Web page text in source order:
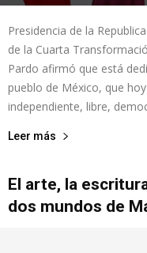
Presidencia de la
de la Cuarta
Pardo afirmó que está
pueblo de México, que
independiente, libre,
Leer más
El arte, la
dos mundos de